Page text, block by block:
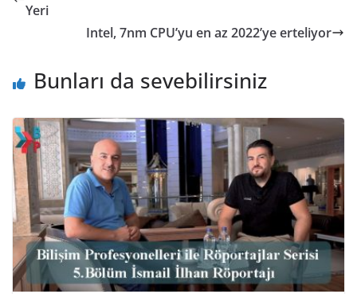
Yeri
Intel, 7nm CPU’yu en az 2022’ye erteliyor
Bunları da sevebilirsiniz